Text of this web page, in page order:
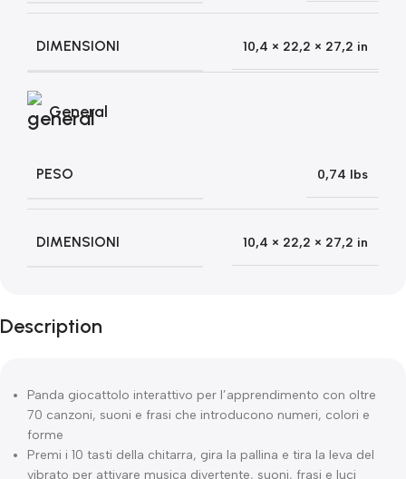
DIMENSIONI 10,4 × 22,2 × 27,2 in
General
PESO 0,74 lbs
DIMENSIONI 10,4 × 22,2 × 27,2 in
Description
Panda giocattolo interattivo per l’apprendimento con oltre
70 canzoni, suoni e frasi che introducono numeri, colori e
forme
Premi i 10 tasti della chitarra, gira la pallina e tira la leva del
vibrato per attivare musica divertente, suoni, frasi e luci